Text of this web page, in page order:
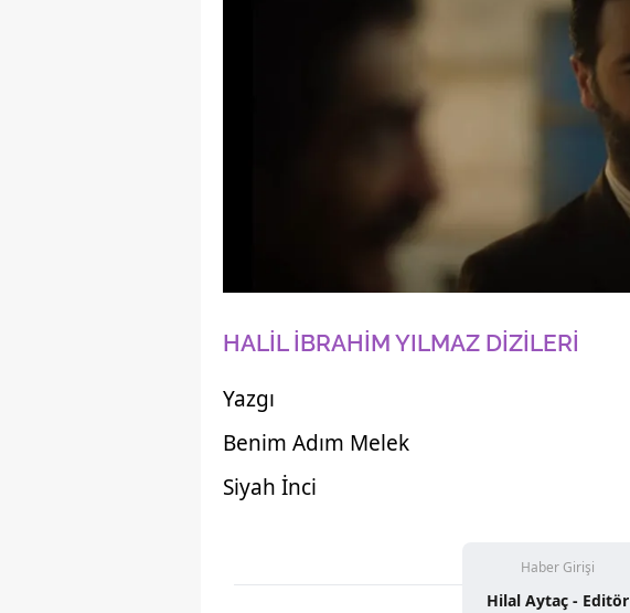
HALİL İBRAHİM YILMAZ DİZİLERİ
Yazgı
Benim Adım Melek
Siyah İnci
Haber Girişi
Hilal Aytaç - Editör